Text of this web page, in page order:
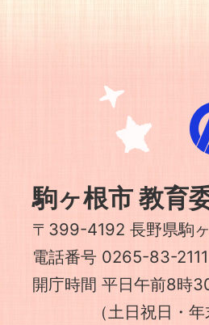
駒
ヶ
市
駒ヶ根市 教育
〒399-4192 長野県駒
電話番号 0265-83-2111
開庁時間 平日午前8時
（土日祝日・